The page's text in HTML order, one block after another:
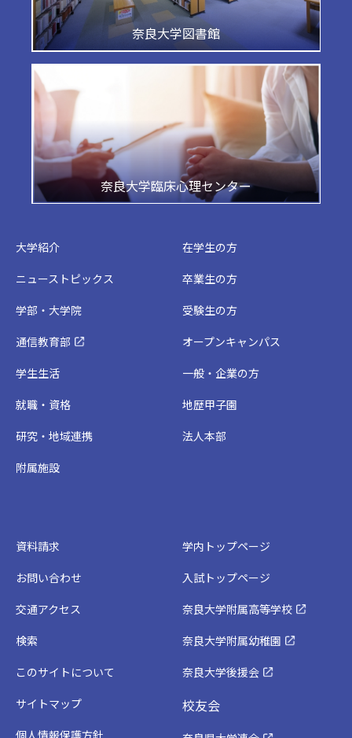
奈良大学図書館
奈良大学臨床心理センター
大学紹介
ニューストピックス
学部・大学院
通信教育部
学生生活
就職・資格
研究・地域連携
附属施設
在学生の方
卒業生の方
受験生の方
オープンキャンパス
一般・企業の方
地歴甲子園
法人本部
資料請求
お問い合わせ
交通アクセス
検索
このサイトについて
サイトマップ
個人情報保護方針
学内トップページ
入試トップページ
奈良大学附属高等学校
奈良大学附属幼稚園
奈良大学後援会
校友会